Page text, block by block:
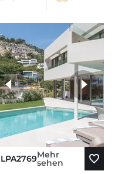
LPA2769Mehr
sehen